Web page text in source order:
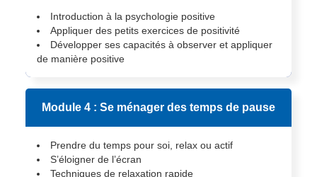
Introduction à la psychologie positive
Appliquer des petits exercices de positivité
Développer ses capacités à observer et appliquer
de manière positive
Module 4 : Se ménager des temps de pause
Prendre du temps pour soi, relax ou actif
S’éloigner de l’écran
Techniques de relaxation rapide